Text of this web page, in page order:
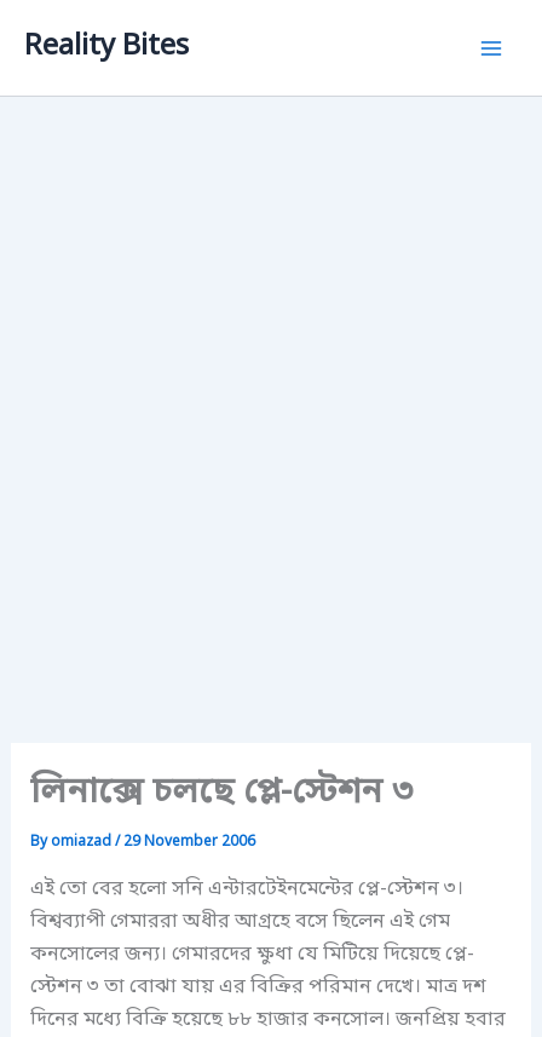
Reality Bites
লিনাক্সে চলছে প্লে-স্টেশন ৩
Byomiazad/29 November 2006
এই তো বের হলো সনি এন্টারটেইনমেন্টের প্লে-স্টেশন ৩।
বিশ্বব্যাপী গেমাররা অধীর আগ্রহে বসে ছিলেন এই গেম
কনসোলের জন্য। গেমারদের ক্ষুধা যে মিটিয়ে দিয়েছে প্লে-
স্টেশন ৩ তা বোঝা যায় এর বিক্রির পরিমান দেখে। মাত্র দশ
দিনের মধ্যে বিক্রি হয়েছে ৮৮ হাজার কনসোল। জনপ্রিয় হবার